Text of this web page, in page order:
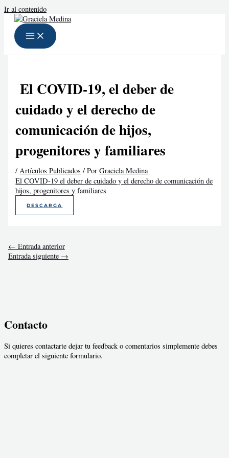
Ir al contenido
El COVID-19, el deber de
cuidado y el derecho de
comunicación de hijos,
progenitores y familiares
/ Artículos Publicados / PorGraciela Medina
El COVID-19 el deber de cuidado y el derecho de comunicación de
hijos, progenitores y familiares
DESCARGA
← Entrada anterior
Entrada siguiente →
Contacto
Si quieres contactarte dejar tu feedback o comentarios simplemente debes
completar el siguiente formulario.